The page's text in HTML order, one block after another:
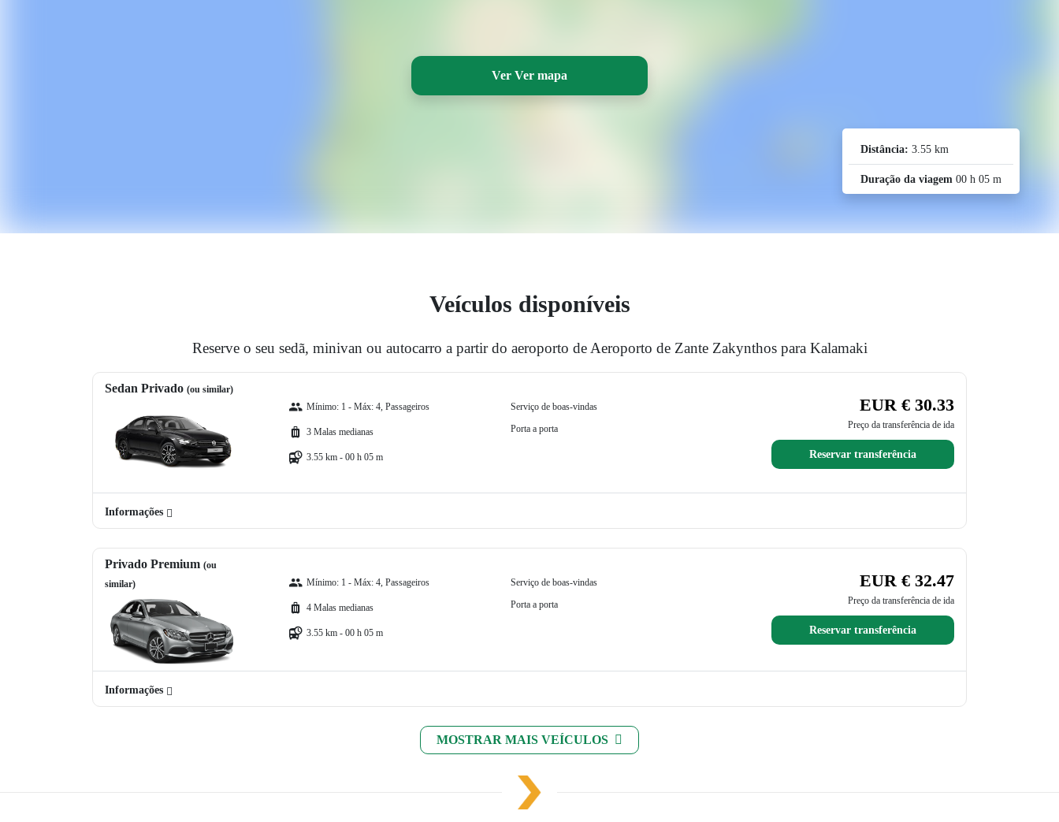
Ver Ver mapa
Distância: 3.55 km
Duração da viagem 00 h 05 m
Veículos disponíveis
Reserve o seu sedã, minivan ou autocarro a partir do aeroporto de Aeroporto de Zante Zakynthos para Kalamaki
Sedan Privado (ou similar)
Mínimo: 1 - Máx: 4, Passageiros
3 Malas medianas
3.55 km - 00 h 05 m
Serviço de boas-vindas
Porta a porta
EUR € 30.33
Preço da transferência de ida
Reservar transferência
Informações
Privado Premium (ou
similar)
Mínimo: 1 - Máx: 4, Passageiros
4 Malas medianas
3.55 km - 00 h 05 m
Serviço de boas-vindas
Porta a porta
EUR € 32.47
Preço da transferência de ida
Reservar transferência
Informações
MOSTRAR MAIS VEÍCULOS